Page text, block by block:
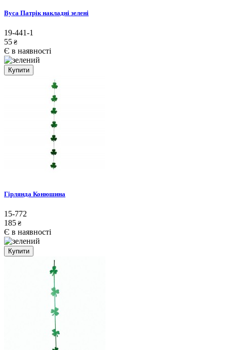
Вуса Патрік накладні зелені
19-441-1
55 ₴
Є в наявності
Купити
Гірлянда Конюшина
15-772
185 ₴
Є в наявності
Купити